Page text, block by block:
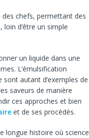
chefs, permettant des
d’être un simple
un liquide dans une
L’émulsification
autant d’exemples de
saveurs de manière
ces approches et bien
et de ses procédés.
longue histoire où science